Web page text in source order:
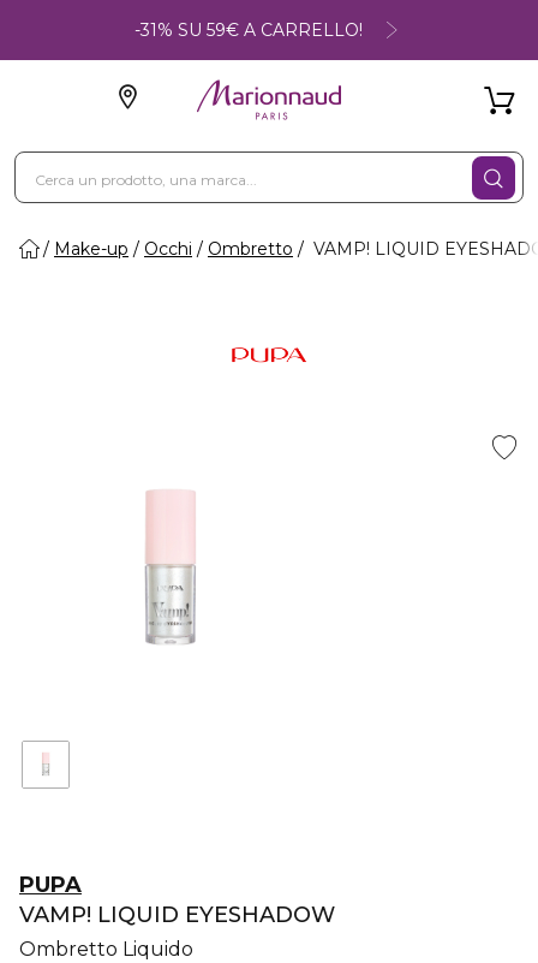
-31% SU 59€ A CARRELLO!
Make-up Occhi Ombretto VAMP! LIQUID
PUPA
VAMP! LIQUID EYESHADOW
Ombretto Liquido